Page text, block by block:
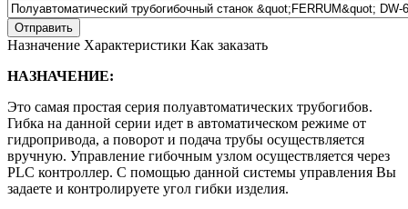
Назначение Характеристики Как заказать
НАЗНАЧЕНИЕ:
Это самая простая серия полуавтоматических трубогибов.
Гибка на данной серии идет в автоматическом режиме от
гидропривода, а поворот и подача трубы осуществляется
вручную. Управление гибочным узлом осуществляется через
PLC контроллер. С помощью данной системы управления Вы
задаете и контролируете угол гибки изделия.